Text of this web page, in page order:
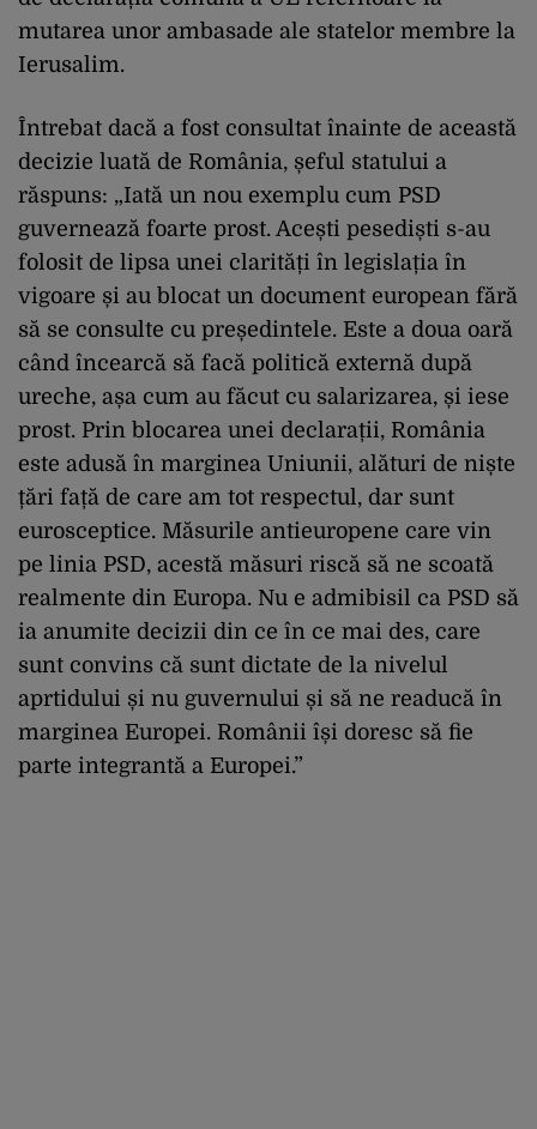
mutarea unor ambasade ale statelor membre la
Ierusalim.
Întrebat dacă a fost consultat înainte de această
decizie luată de România, șeful statului a
răspuns: „Iată un nou exemplu cum PSD
guvernează foarte prost. Acești pesediști s-au
folosit de lipsa unei clarități în legislația în
vigoare și au blocat un document european fără
să se consulte cu președintele. Este a doua oară
când încearcă să facă politică externă după
ureche, așa cum au făcut cu salarizarea, și iese
prost. Prin blocarea unei declarații, România
este adusă în marginea Uniunii, alături de niște
țări față de care am tot respectul, dar sunt
eurosceptice. Măsurile antieuropene care vin
pe linia PSD, acestă măsuri riscă să ne scoată
realmente din Europa. Nu e admibisil ca PSD să
ia anumite decizii din ce în ce mai des, care
sunt convins că sunt dictate de la nivelul
aprtidului și nu guvernului și să ne readucă în
marginea Europei. Românii își doresc să fie
parte integrantă a Europei.”